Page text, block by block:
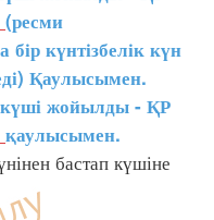
(ресми
күнтізбелік күн
Қаулысымен.
жойылды - ҚР
қаулысымен.
бастап күшіне